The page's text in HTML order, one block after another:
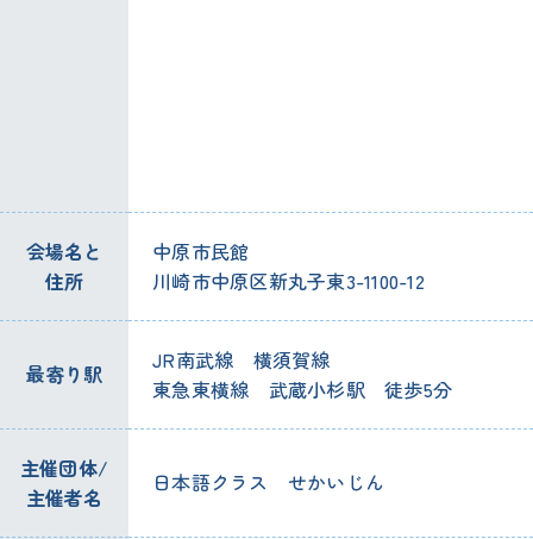
会場名と
住所
中原市民館
川崎市中原区新丸子東3-1100-12
最寄り駅
JR南武線 横須賀線
東急東横線 武蔵小杉駅 徒歩5分
主催団体/
主催者名
日本語クラス せかいじん